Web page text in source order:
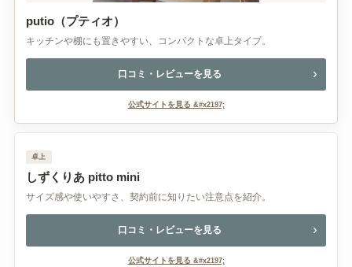
putio（プティオ）
キッチンや棚にも置きやすい、コンパクトな卓上タイプ。
口コミ・レビューを見る
公式サイトを見る
卓上
しずくりあ pitto mini
サイズ感や使いやすさ、契約前に知りたい注意点を紹介。
口コミ・レビューを見る
公式サイトを見る